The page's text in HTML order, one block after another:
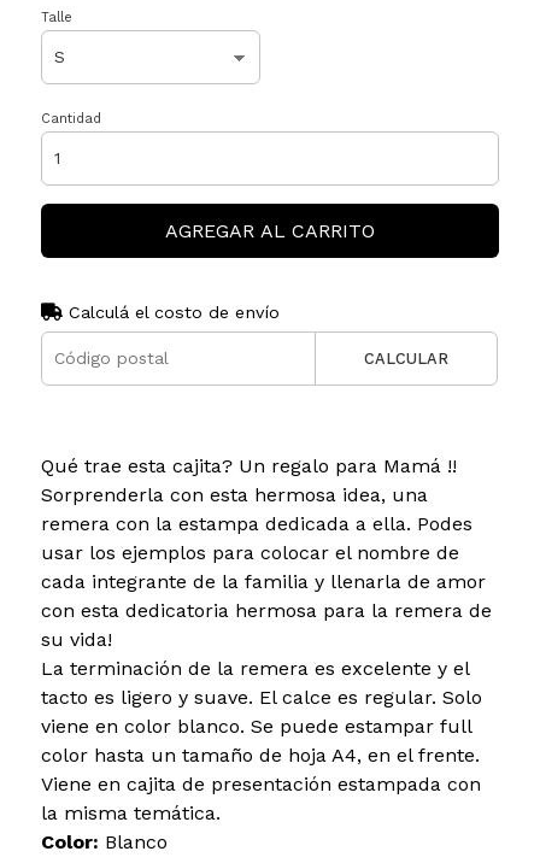
Talle
Cantidad
AGREGAR AL CARRITO
Calculá el costo de envío
CALCULAR
Qué trae esta cajita? Un regalo para Mamá !!
Sorprenderla con esta hermosa idea, una
remera con la estampa dedicada a ella. Podes
usar los ejemplos para colocar el nombre de
cada integrante de la familia y llenarla de amor
con esta dedicatoria hermosa para la remera de
su vida!
La terminación de la remera es excelente y el
tacto es ligero y suave. El calce es regular. Solo
viene en color blanco. Se puede estampar full
color hasta un tamaño de hoja A4, en el frente.
Viene en cajita de presentación estampada con
la misma temática.
Color: Blanco